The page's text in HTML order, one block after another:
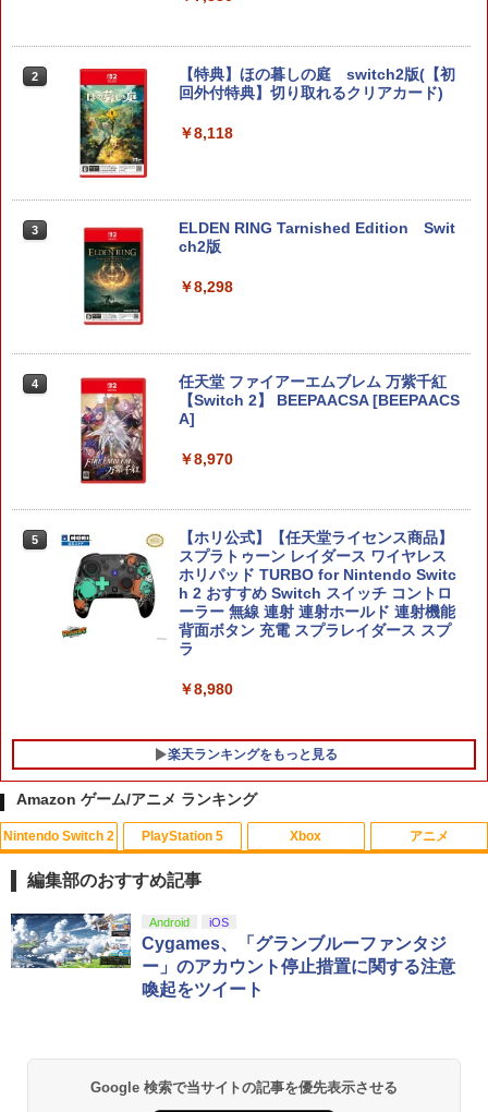
2
【特典】ほの暮しの庭 switch2版(【初
回外付特典】切り取れるクリアカード)
￥8,118
3
ELDEN RING Tarnished Edition Swit
ch2版
￥8,298
4
任天堂 ファイアーエムブレム 万紫千紅
【Switch 2】 BEEPAACSA [BEEPAACS
A]
￥8,970
5
【ホリ公式】【任天堂ライセンス商品】
スプラトゥーン レイダース ワイヤレス
ホリパッド TURBO for Nintendo Switc
h 2 おすすめ Switch スイッチ コントロ
ーラー 無線 連射 連射ホールド 連射機能
背面ボタン 充電 スプラレイダース スプ
ラ
￥8,980
楽天ランキングをもっと見る
1
エレコム PlayStation Portal リモートプ
レーヤー専用 液晶ガラスフィルム/スー
パーAR/高透明 [GM-P5P23FLGAR]
￥1,680
s5 Pro/Ps5 対応 プレイステーション5 P
layStation 5
1
【中古】ニード・フォー・スピード アン
ダーカバー
1
【中古】【Blu−ray】輪るピングドラ
ム 1 特典CD・解説書・特集本・ポス
トカード3枚付 / 幾原邦彦【監督】
￥330
￥330
Amazon ゲーム/アニメ ランキング
Nintendo Switch 2
1
スプラトゥーン レイダース|オンライン
コード版
￥5,832
スプラトゥーン レイダース -Switch2
PlayStation 5
1
PlayStation 5 デジタル・エディション
日本語専用 Console Language: Japan
ese only (CFI-2200B01)
￥55,000
Beast of Reincarnation -PS5 【特典】
プロダクトコード 封入
Xbox
1
【純正品】Xbox ワイヤレス コントロー
ラー + USB-C® ケーブル
￥8,300
Xbox プリペイドカード 5,000円 デジタ
ルコード 【旧 Xbox ギフトカード】 [オ
ンラインコード]
アニメ
1
【Amazon.co.jp限定】劇場版モノノ怪
第三章 蛇神 (Amazon.co.jp限定オリジ
ナル三方背収納ケース付きコレクション)
(オリジナル特典:オリジナル巾着＋メー
カー特典:【坤と離】二振りの剣、十翼よ
￥10,780
編集部のおすすめ記事
Android iOS
Cygames、「グランブルーファンタジ
ー」のアカウント停止措置に関する注意
喚起をツイート
Google 検索で当サイトの記事を優先表示させる